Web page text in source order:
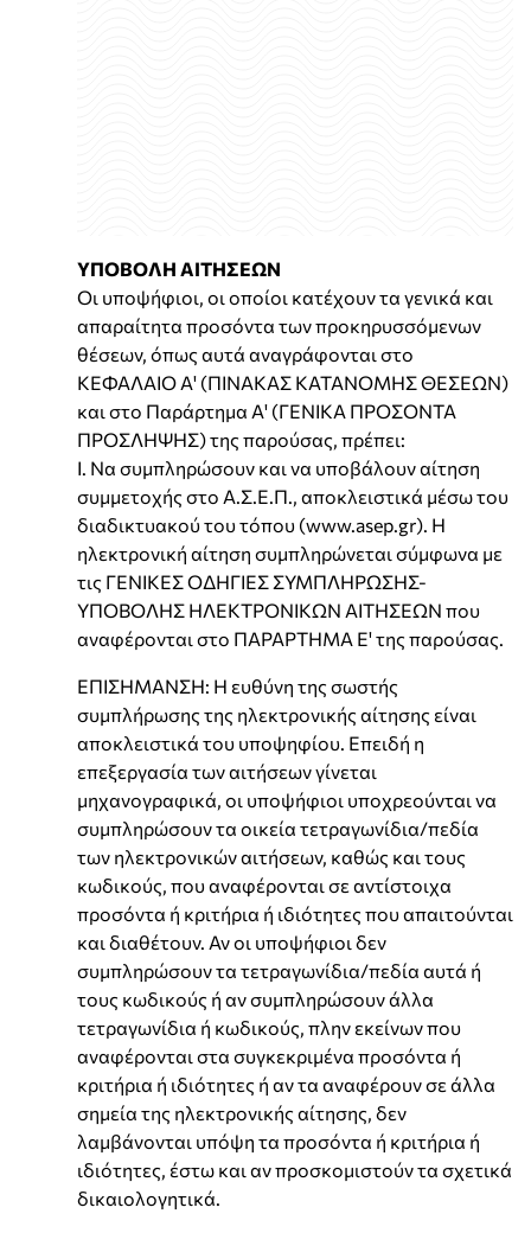
ΥΠΟΒΟΛΗ ΑΙΤΗΣΕΩΝ
Οι υποψήφιοι, οι οποίοι κατέχουν τα γενικά και
απαραίτητα προσόντα των προκηρυσσόμενων
θέσεων, όπως αυτά αναγράφονται στο
ΚΕΦΑΛΑΙΟ Α' (ΠΙΝΑΚΑΣ ΚΑΤΑΝΟΜΗΣ ΘΕΣΕΩΝ)
και στο Παράρτημα Α' (ΓΕΝΙΚΑ ΠΡΟΣΟΝΤΑ
ΠΡΟΣΛΗΨΗΣ) της παρούσας, πρέπει:
Ι. Να συμπληρώσουν και να υποβάλουν αίτηση
συμμετοχής στο Α.Σ.Ε.Π., αποκλειστικά μέσω του
διαδικτυακού του τόπου (www.asep.gr). Η
ηλεκτρονική αίτηση συμπληρώνεται σύμφωνα με
τις ΓΕΝΙΚΕΣ ΟΔΗΓΙΕΣ ΣΥΜΠΛΗΡΩΣΗΣ-
ΥΠΟΒΟΛΗΣ ΗΛΕΚΤΡΟΝΙΚΩΝ ΑΙΤΗΣΕΩΝ που
αναφέρονται στο ΠΑΡΑΡΤΗΜΑ Ε' της παρούσας.
ΕΠΙΣΗΜΑΝΣΗ: Η ευθύνη της σωστής
συμπλήρωσης της ηλεκτρονικής αίτησης είναι
αποκλειστικά του υποψηφίου. Επειδή η
επεξεργασία των αιτήσεων γίνεται
μηχανογραφικά, οι υποψήφιοι υποχρεούνται να
συμπληρώσουν τα οικεία τετραγωνίδια/πεδία
των ηλεκτρονικών αιτήσεων, καθώς και τους
κωδικούς, που αναφέρονται σε αντίστοιχα
προσόντα ή κριτήρια ή ιδιότητες που απαιτούνται
και διαθέτουν. Αν οι υποψήφιοι δεν
συμπληρώσουν τα τετραγωνίδια/πεδία αυτά ή
τους κωδικούς ή αν συμπληρώσουν άλλα
τετραγωνίδια ή κωδικούς, πλην εκείνων που
αναφέρονται στα συγκεκριμένα προσόντα ή
κριτήρια ή ιδιότητες ή αν τα αναφέρουν σε άλλα
σημεία της ηλεκτρονικής αίτησης, δεν
λαμβάνονται υπόψη τα προσόντα ή κριτήρια ή
ιδιότητες, έστω και αν προσκομιστούν τα σχετικά
δικαιολογητικά.